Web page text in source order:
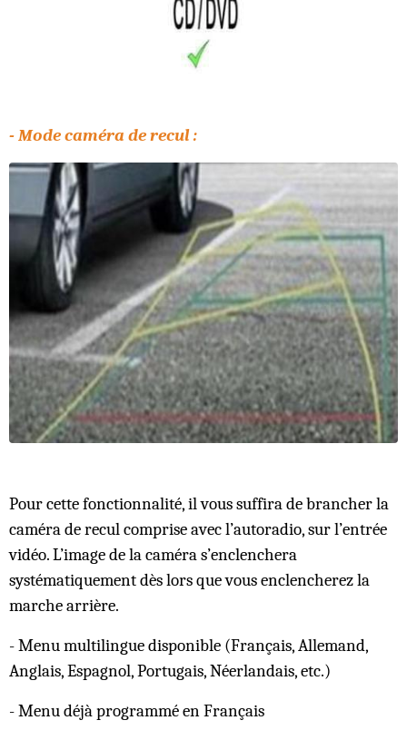
- Mode caméra de recul :
Pour cette fonctionnalité, il vous suffira de brancher la
caméra de recul comprise avec l’autoradio, sur l’entrée
vidéo. L’image de la caméra s’enclenchera
systématiquement dès lors que vous enclencherez la
marche arrière.
- Menu multilingue disponible (Français, Allemand,
Anglais, Espagnol, Portugais, Néerlandais, etc.)
- Menu déjà programmé en Français